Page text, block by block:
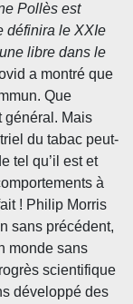
Pollès est
définira le XXIe
libre dans le
a montré que
Que
général. Mais
du tabac peut-
tel qu’il est et
à
! Philip Morris
sans précédent,
monde sans
scientifique
développé des